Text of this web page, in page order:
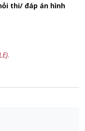
thi/ đáp án hình
.